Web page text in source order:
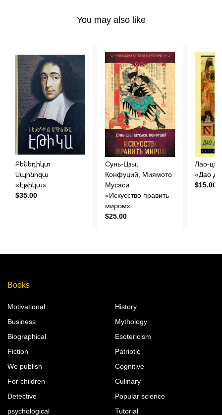
You may also like
Բենեդիկտ
Սպինոզա
«Էթիկա»
$35.00
Сунь-Цзы,
Конфуций, Миямото
Мусаси
«Искусство править
миром»
$25.00
Лао-цзы
«Дао
$15.00
Books
Motivational
Business
Biographical
Fiction
We publish
For children
Detective
psychological
History
Mythology
Esotericism
Patriotic
Cognitive
Culinary
Popular science
Tutorial